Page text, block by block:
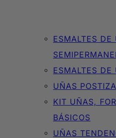
ESMALTES DE
ESMALTES
UÑAS
KIT UÑAS,
BÁSICOS
UÑAS